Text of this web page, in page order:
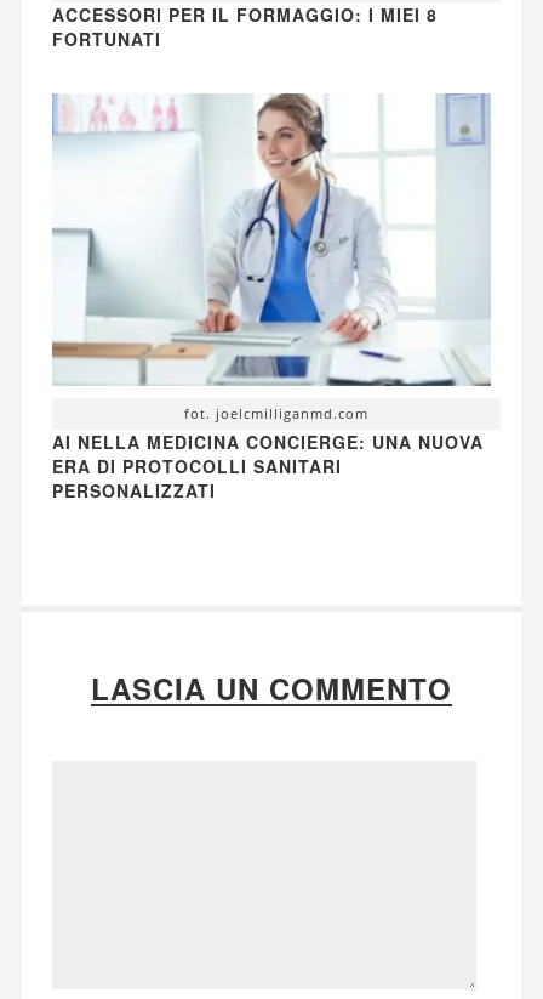
ACCESSORI PER IL FORMAGGIO: I MIEI 8
FORTUNATI
fot. joelcmilliganmd.com
AI NELLA MEDICINA CONCIERGE: UNA NUOVA
ERA DI PROTOCOLLI SANITARI
PERSONALIZZATI
LASCIA UN COMMENTO